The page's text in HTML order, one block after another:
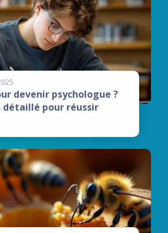
devenir psychologue ?
détaillé pour réussir